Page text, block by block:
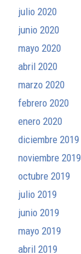
julio 2020
junio 2020
mayo 2020
abril 2020
marzo 2020
febrero 2020
enero 2020
diciembre 2019
noviembre 2019
octubre 2019
julio 2019
junio 2019
mayo 2019
abril 2019